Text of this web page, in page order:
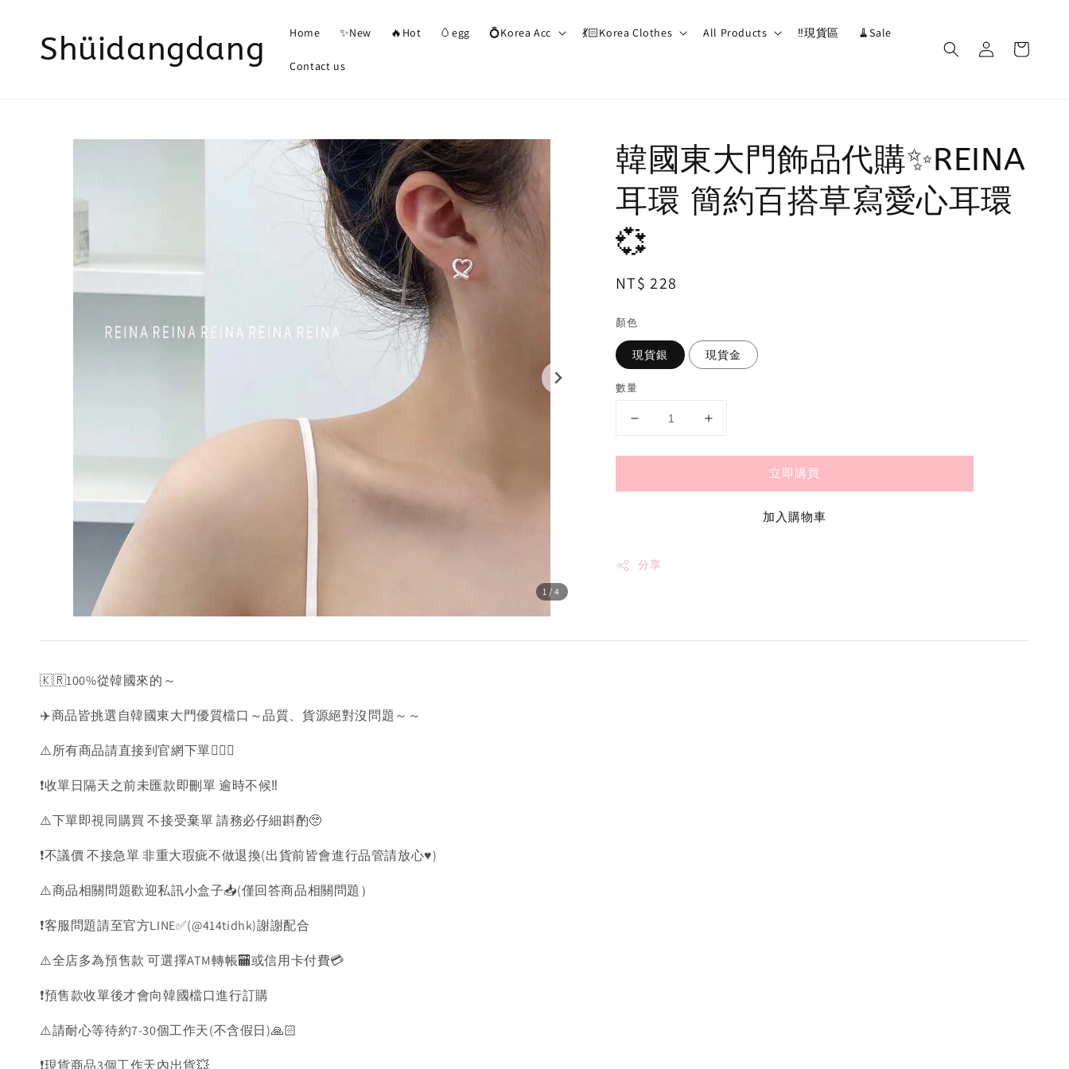
Shüidangdang Home ✨New 🔥Hot 🥚egg 💍Korea Acc 💃🏻Korea Clothes All Products ‼️現貨區 🧹Sale
Contact us
1 /4
韓國東大門飾品代購✨REINA
耳環 簡約百搭草寫愛心耳環
💞
Regular
NT$ 228
顏色
現貨銀 現貨金
數量
立即購買
加入購物車
分享
🇰🇷100%從韓國來的～
✈️商品皆挑選自韓國東大門優質檔口～品質、貨源絕對沒問題～～
⚠️所有商品請直接到官網下單💁🏻‍♀️
❗️收單日隔天之前未匯款即刪單 逾時不候‼️
⚠️下單即視同購買 不接受棄單 請務必仔細斟酌🥺
❗️不議價 不接急單 非重大瑕疵不做退換(出貨前皆會進行品管請放心♥️)
⚠️商品相關問題歡迎私訊小盒子📥(僅回答商品相關問題）
❗️客服問題請至官方LINE✅(@414tidhk)謝謝配合
⚠️全店多為預售款 可選擇ATM轉帳🏧或信用卡付費💳
❗️預售款收單後才會向韓國檔口進行訂購
⚠️請耐心等待約7-30個工作天(不含假日)🙏🏻
❗️現貨商品3個工作天內出貨💥